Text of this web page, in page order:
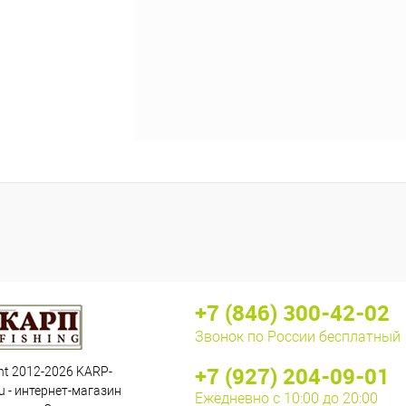
2012-2026 KARP-
- интернет-магазин
+7 (846) 300-42-02
Звонок по России бесплатный
+7 (927) 204-09-01
Ежедневно с 10:00 до 20:00